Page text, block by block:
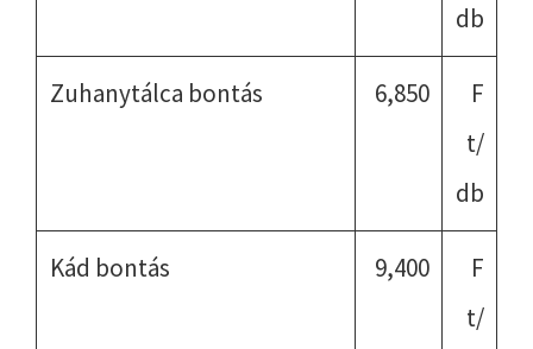
db
Zuhanytálca bontás 6,850
F
t/
db
Kád bontás 9,400
F
t/